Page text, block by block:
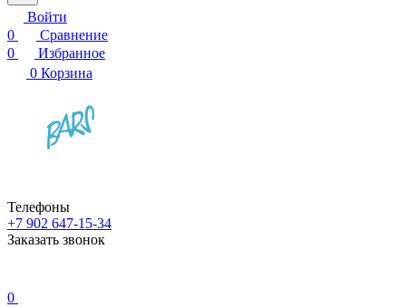
Войти
0
Сравнение
0
Избранное
0 Корзина
Телефоны
+7 902 647-15-34
Заказать звонок
0